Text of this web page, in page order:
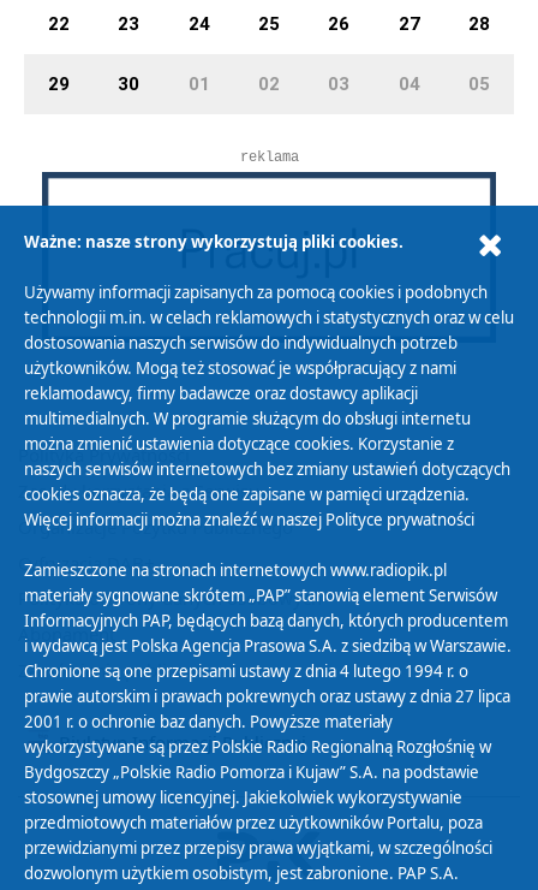
22 23 24 25 26 27 28
29 30 01 02 03 04 05
reklama
Polityka Prywatności
Zasady korzystania z Serwisu
Organizacje Pożytku Publicznego
Cyfryzacja DAB+
Polityka ochrony danych osobowych
Abonament
Zamówienia publiczne
Biuletyn Informacji Publicznej
Ważne: nasze strony wykorzystują pliki cookies.
Używamy informacji zapisanych za pomocą cookies i podobnych
technologii m.in. w celach reklamowych i statystycznych oraz w celu
dostosowania naszych serwisów do indywidualnych potrzeb
użytkowników. Mogą też stosować je współpracujący z nami
reklamodawcy, firmy badawcze oraz dostawcy aplikacji
multimedialnych. W programie służącym do obsługi internetu
można zmienić ustawienia dotyczące cookies. Korzystanie z
naszych serwisów internetowych bez zmiany ustawień dotyczących
cookies oznacza, że będą one zapisane w pamięci urządzenia.
Więcej informacji można znaleźć w naszej Polityce prywatności
Zamieszczone na stronach internetowych www.radiopik.pl
materiały sygnowane skrótem „PAP” stanowią element Serwisów
Informacyjnych PAP, będących bazą danych, których producentem
i wydawcą jest Polska Agencja Prasowa S.A. z siedzibą w Warszawie.
Chronione są one przepisami ustawy z dnia 4 lutego 1994 r. o
prawie autorskim i prawach pokrewnych oraz ustawy z dnia 27 lipca
2001 r. o ochronie baz danych. Powyższe materiały
wykorzystywane są przez Polskie Radio Regionalną Rozgłośnię w
Bydgoszczy „Polskie Radio Pomorza i Kujaw” S.A. na podstawie
stosownej umowy licencyjnej. Jakiekolwiek wykorzystywanie
przedmiotowych materiałów przez użytkowników Portalu, poza
przewidzianymi przez przepisy prawa wyjątkami, w szczególności
dozwolonym użytkiem osobistym, jest zabronione. PAP S.A.